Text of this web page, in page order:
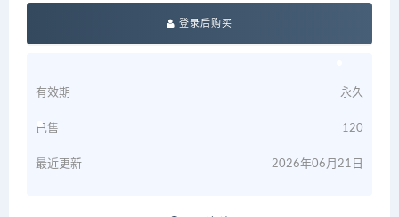
登录后购买
有效期 永久
已售 120
最近更新 2026年06月21日